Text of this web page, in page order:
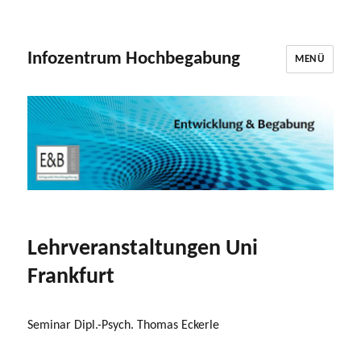
Infozentrum Hochbegabung MENÜ
Lehrveranstaltungen Uni
Frankfurt
Seminar Dipl.-Psych. Thomas Eckerle